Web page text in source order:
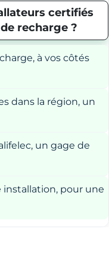
certifiés
recharge ?
à vos côtés
dans la région, un
un gage de
installation, pour une